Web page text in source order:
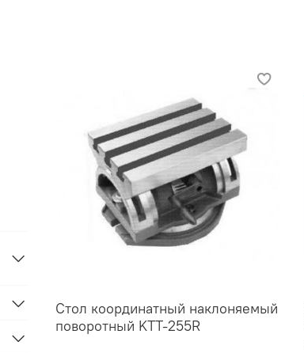
Стол координатный наклоняемый
поворотный KTT-255R